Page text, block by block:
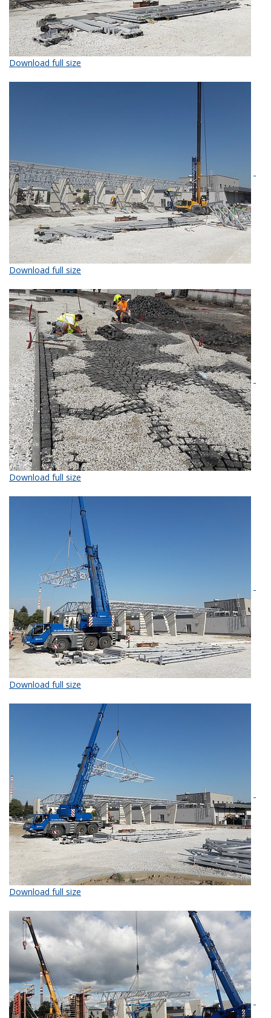
Download full size
Download full size
Download full size
Download full size
Download full size